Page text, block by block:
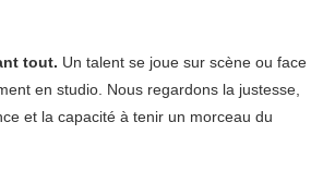
tout. Un talent se joue sur scène ou face
en studio. Nous regardons la justesse,
et la capacité à tenir un morceau du